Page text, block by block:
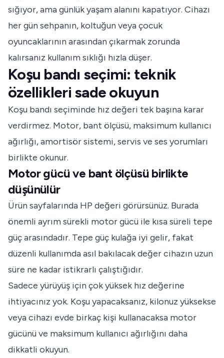
sığıyor, ama günlük yaşam alanını kapatıyor. Cihazı
her gün sehpanın, koltuğun veya çocuk
oyuncaklarının arasından çıkarmak zorunda
kalırsanız kullanım sıklığı hızla düşer.
Koşu bandı seçimi: teknik
özellikleri sade okuyun
Koşu bandı seçiminde hız değeri tek başına karar
verdirmez. Motor, bant ölçüsü, maksimum kullanıcı
ağırlığı, amortisör sistemi, servis ve ses yorumları
birlikte okunur.
Motor gücü ve bant ölçüsü birlikte
düşünülür
Ürün sayfalarında HP değeri görürsünüz. Burada
önemli ayrım sürekli motor gücü ile kısa süreli tepe
güç arasındadır. Tepe güç kulağa iyi gelir, fakat
düzenli kullanımda asıl bakılacak değer cihazın uzun
süre ne kadar istikrarlı çalıştığıdır.
Sadece yürüyüş için çok yüksek hız değerine
ihtiyacınız yok. Koşu yapacaksanız, kilonuz yüksekse
veya cihazı evde birkaç kişi kullanacaksa motor
gücünü ve maksimum kullanıcı ağırlığını daha
dikkatli okuyun.